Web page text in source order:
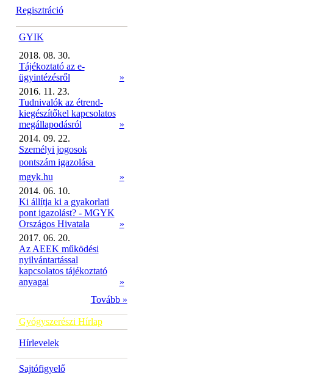
Regisztráció
GYIK
2018. 08. 30.
Tájékoztató az e-
ügyintézésről
»
2016. 11. 23.
Tudnivalók az étrend-
kiegészítőkel kapcsolatos
megállapodásról
»
2014. 09. 22.
Személyi jogosok
pontszám igazolása 
mgyk.hu
»
2014. 06. 10.
Ki állítja ki a gyakorlati
pont igazolást? - MGYK
Országos Hivatala
»
2017. 06. 20.
Az AEEK működési
nyilvántartással
kapcsolatos tájékoztató
anyagai
»
Tovább »
Gyógyszerészi Hírlap
Hírlevelek
Sajtófigyelő